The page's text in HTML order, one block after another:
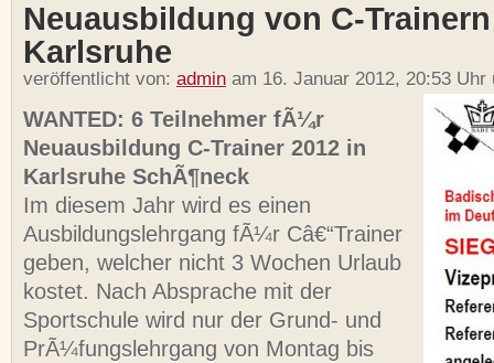
Neuausbildung von C-
Karlsruhe
veröffentlicht von: admin am 16. Januar 2012, 20:53
WANTED: 6 Teilnehmer fÃ¼r
Neuausbildung C-Trainer 2012 in
Karlsruhe SchÃ¶neck
Im diesem Jahr wird es einen
Ausbildungslehrgang fÃ¼r Câ€“Trainer
geben, welcher nicht 3 Wochen Urlaub
kostet. Nach Absprache mit der
Sportschule wird nur der Grund- und
PrÃ¼fungslehrgang von Montag bis